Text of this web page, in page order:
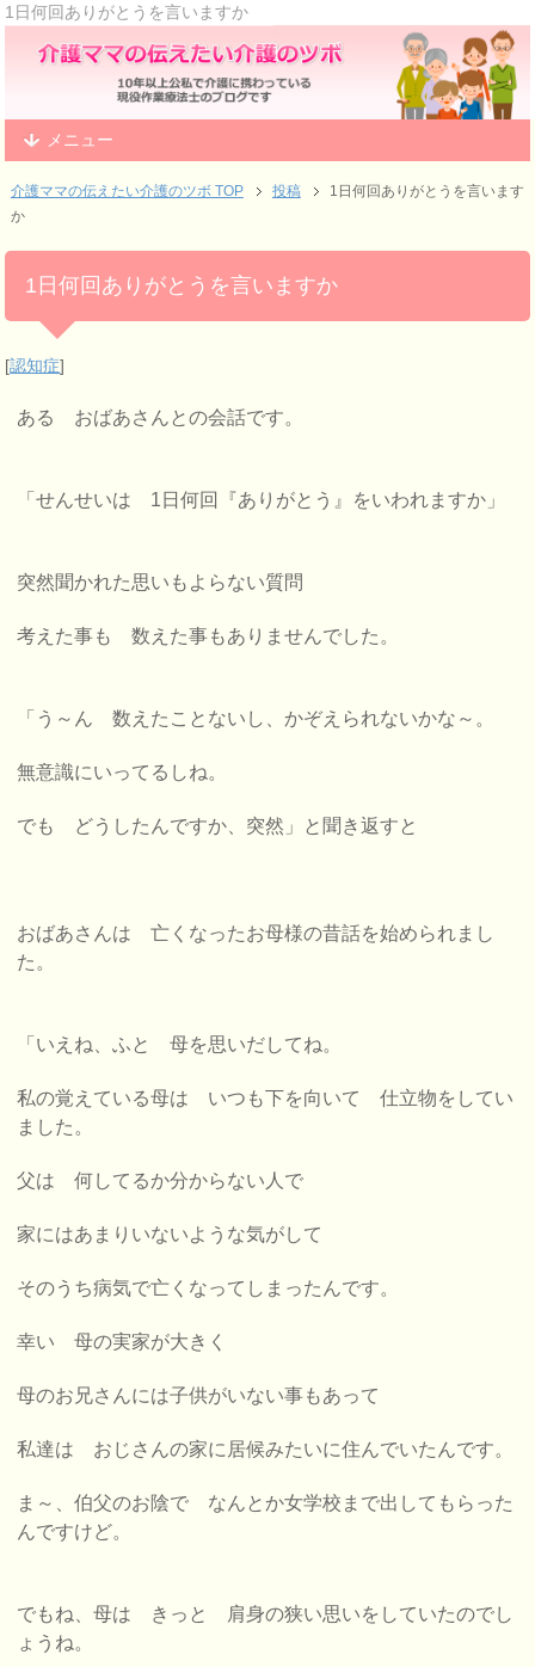
1日何回ありがとうを言いますか
メニュー
介護ママの伝えたい介護のツボ TOP 投稿
1日何回ありがとうを言います
か
1日何回ありがとうを言いますか
[認知症]
ある おばあさんとの会話です。
「せんせいは 1日何回『ありがとう』をいわれますか」
突然聞かれた思いもよらない質問
考えた事も 数えた事もありませんでした。
「う～ん 数えたことないし、かぞえられないかな～。
無意識にいってるしね。
でも どうしたんですか、突然」と聞き返すと
おばあさんは 亡くなったお母様の昔話を始められまし
た。
「いえね、ふと 母を思いだしてね。
私の覚えている母は いつも下を向いて 仕立物をしてい
ました。
父は 何してるか分からない人で
家にはあまりいないような気がして
そのうち病気で亡くなってしまったんです。
幸い 母の実家が大きく
母のお兄さんには子供がいない事もあって
私達は おじさんの家に居候みたいに住んでいたんです。
ま～、伯父のお陰で なんとか女学校まで出してもらった
んですけど。
でもね、母は きっと 肩身の狭い思いをしていたのでし
ょうね。